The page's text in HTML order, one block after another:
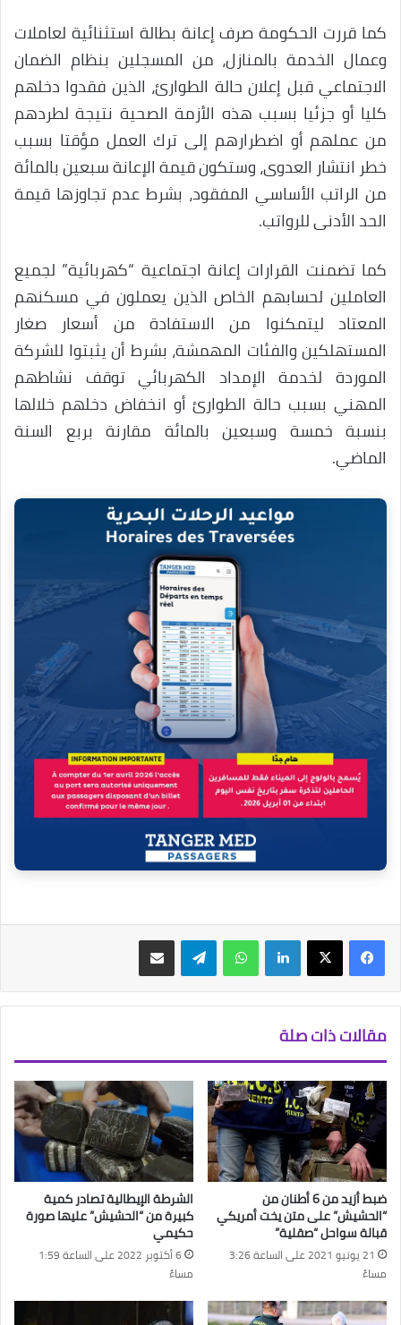
كما قررت الحكومة صرف إعانة بطالة استثنائية لعاملات
وعمال الخدمة بالمنازل، من المسجلين بنظام الضمان
الاجتماعي قبل إعلان حالة الطوارئ، الذين فقدوا دخلهم
كليا أو جزئيا بسبب هذه الأزمة الصحية نتيجة لطردهم
من عملهم أو اضطرارهم إلى ترك العمل مؤقتا بسبب
خطر انتشار العدوى، وستكون قيمة الإعانة سبعين بالمائة
من الراتب الأساسي المفقود، بشرط عدم تجاوزها قيمة
الحد الأدنى للرواتب.
كما تضمنت القرارات إعانة اجتماعية “كهربائية” لجميع
العاملين لحسابهم الخاص الذين يعملون في مسكنهم
المعتاد ليتمكنوا من الاستفادة من أسعار صغار
المستهلكين والفئات المهمشة، بشرط أن يثبتوا للشركة
الموردة لخدمة الإمداد الكهربائي توقف نشاطهم
المهني بسبب حالة الطوارئ أو انخفاض دخلهم خلالها
بنسبة خمسة وسبعين بالمائة مقارنة بربع السنة
الماضي.
فيسبوك‫X لينكدإن واتساب تيلقرام مشاركة عبر البريد
مقالات ذات صلة
ضبط أزيد من 6 أطنان من
“الحشيش” على متن يخت أمريكي
قبالة سواحل “صقلية”
21 يونيو 2021 على الساعة 3:26
مساءً
الشرطة الإيطالية تصادر كمية
كبيرة من “الحشيش” عليها صورة
حكيمي
6 أكتوبر 2022 على الساعة 1:59
مساءً